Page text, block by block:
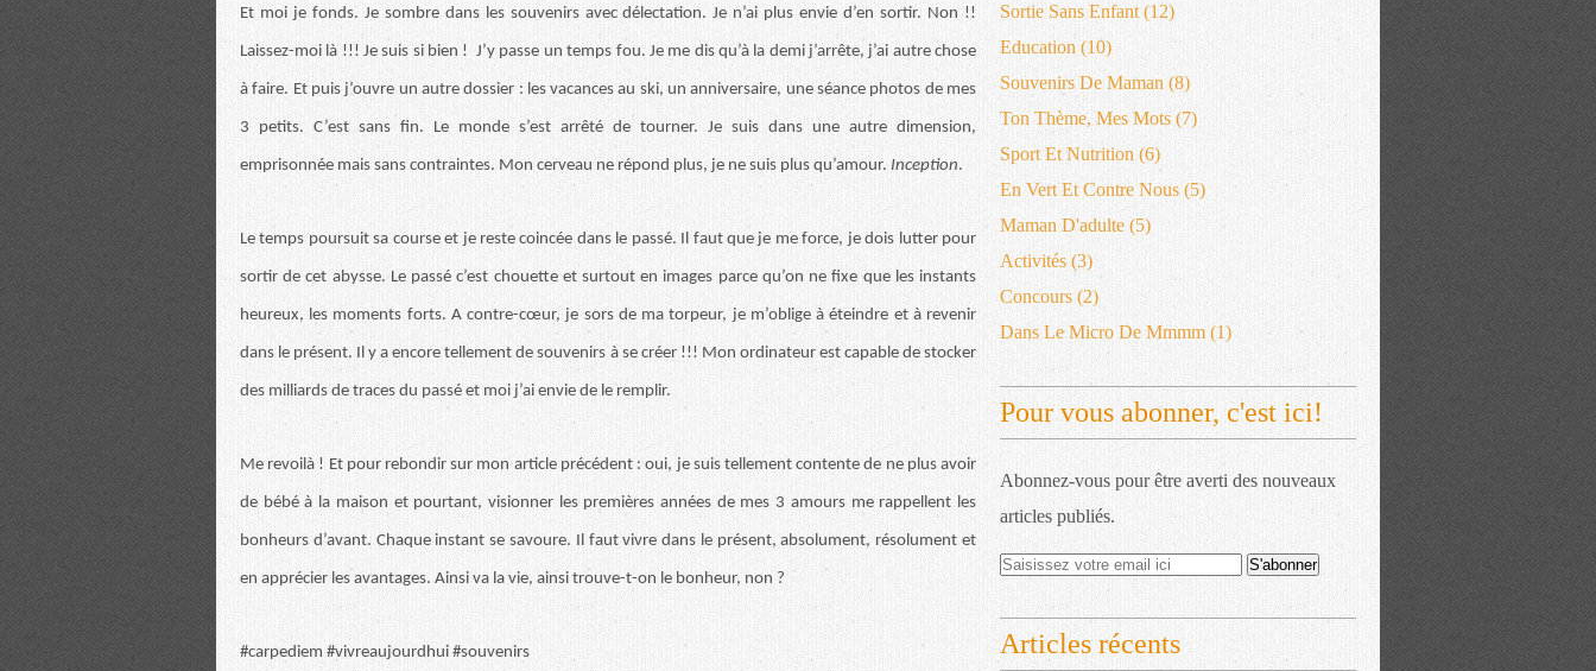
Et moi je fonds. Je sombre dans les souvenirs avec délectation. Je n’ai plus envie d’en sortir. Non !!
Laissez-moi là !!! Je suis si bien ! J’y passe un temps fou. Je me dis qu’à la demi j’arrête, j’ai autre chose
à faire. Et puis j’ouvre un autre dossier : les vacances au ski, un anniversaire, une séance photos de mes
3 petits. C’est sans fin. Le monde s’est arrêté de tourner. Je suis dans une autre dimension,
emprisonnée mais sans contraintes. Mon cerveau ne répond plus, je ne suis plus qu’amour. Inception.
Le temps poursuit sa course et je reste coincée dans le passé. Il faut que je me force, je dois lutter pour
sortir de cet abysse. Le passé c’est chouette et surtout en images parce qu’on ne fixe que les instants
heureux, les moments forts. A contre-cœur, je sors de ma torpeur, je m’oblige à éteindre et à revenir
dans le présent. Il y a encore tellement de souvenirs à se créer !!! Mon ordinateur est capable de stocker
des milliards de traces du passé et moi j’ai envie de le remplir.
Me revoilà ! Et pour rebondir sur mon article précédent : oui, je suis tellement contente de ne plus avoir
de bébé à la maison et pourtant, visionner les premières années de mes 3 amours me rappellent les
bonheurs d’avant. Chaque instant se savoure. Il faut vivre dans le présent, absolument, résolument et
en apprécier les avantages. Ainsi va la vie, ainsi trouve-t-on le bonheur, non ?
#carpediem #vivreaujourdhui #souvenirs
Sortie Sans Enfant (12)
Education (10)
Souvenirs De Maman (8)
Ton Thème, Mes Mots (7)
Sport Et Nutrition (6)
En Vert Et Contre Nous (5)
Maman D'adulte (5)
Activités (3)
Concours (2)
Dans Le Micro De Mmmm (1)
Pour vous abonner, c'est ici!
Abonnez-vous pour être averti des nouveaux
articles publiés.
Articles récents